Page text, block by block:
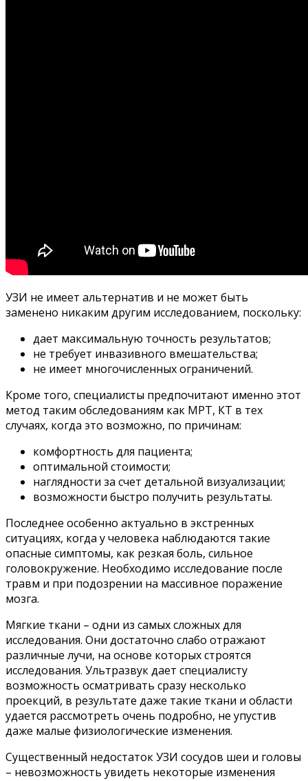
УЗИ не имеет альтернатив и не может быть
заменено никаким другим исследованием, поскольку:
дает максимальную точность результатов;
не требует инвазивного вмешательства;
не имеет многочисленных ограничений.
Кроме того, специалисты предпочитают именно этот
метод таким обследованиям как МРТ, КТ в тех
случаях, когда это возможно, по причинам:
комфортность для пациента;
оптимальной стоимости;
наглядности за счет детальной визуализации;
возможности быстро получить результаты.
Последнее особенно актуально в экстренных
ситуациях, когда у человека наблюдаются такие
опасные симптомы, как резкая боль, сильное
головокружение. Необходимо исследование после
травм и при подозрении на массивное поражение
мозга.
Мягкие ткани – одни из самых сложных для
исследования. Они достаточно слабо отражают
различные лучи, на основе которых строятся
исследования. Ультразвук дает специалисту
возможность осматривать сразу несколько
проекций, в результате даже такие ткани и области
удается рассмотреть очень подробно, не упустив
даже малые физиологические изменения.
Существенный недостаток УЗИ сосудов шеи и головы
– невозможность увидеть некоторые изменения